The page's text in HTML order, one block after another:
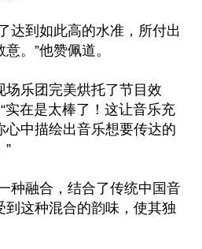
达到如此高的水准，所付出
。”他赞佩道。
场乐团完美烘托了节目效
实在是太棒了！这让音乐充
心中描绘出音乐想要传达的
”
种融合，结合了传统中国音
到这种混合的韵味，使其独